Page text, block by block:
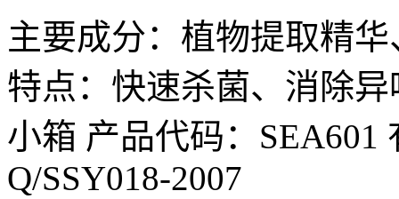
主要成分：植物提取精
特点：快速杀菌、消除
小箱 产品代码：SEA601
Q/SSY018-2007